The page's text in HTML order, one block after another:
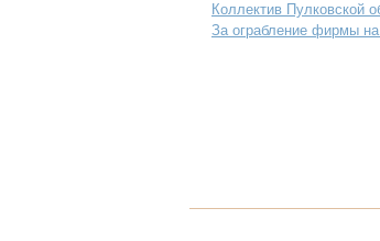
Коллектив Пулковской
За ограбление фирмы